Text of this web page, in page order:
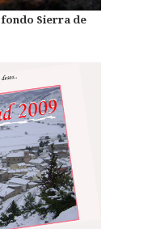
fondo Sierra de